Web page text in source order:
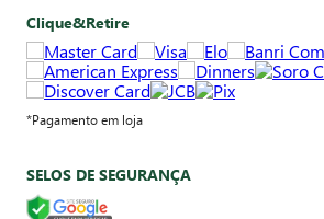
Clique&Retire
*Pagamento em loja
SELOS DE SEGURANÇA